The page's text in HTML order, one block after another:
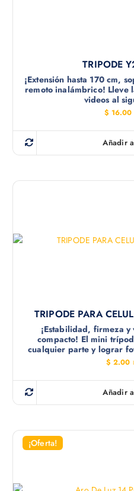
TRIPODE
¡Extensión hasta 170 cm,
remoto inalámbrico! Lleve
videos al
$ 16.00
Añadir
TRIPODE PARA
¡Estabilidad, firmeza
compacto! El mini
cualquier parte y lograr
$ 2.00
Añadir
¡Oferta!